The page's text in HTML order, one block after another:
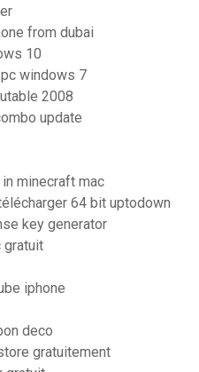
from dubai
10
windows 7
2008
update
minecraft mac
64 bit uptodown
key generator
gratuit
iphone
deco
gratuitement